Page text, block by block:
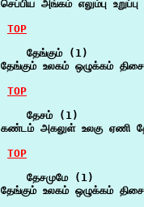
செப்பிய அங்கம் எலும்பு
TOP
    தேங்கும் (1)
தேங்கும் உலகம் ஒழுக்கம்
TOP
    தேசம் (1)
கண்டம் அகலுள் உலகு ஏணி
TOP
    தேசமுமே (1)
தேங்கும் உலகம் ஒழுக்கம்